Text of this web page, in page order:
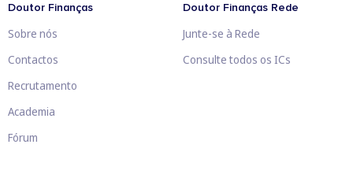
Doutor Finanças
Sobre nós
Contactos
Recrutamento
Academia
Fórum
Doutor Finanças Rede
Junte-se à Rede
Consulte todos os ICs